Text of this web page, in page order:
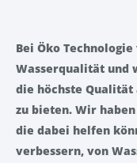
Bei Öko
Wasserqualität und
die höchste Qualität
zu bieten. Wir
die dabei helfen
verbessern, von